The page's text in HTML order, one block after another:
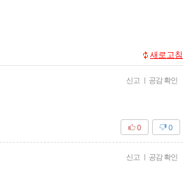
새로고침
신고 | 공감 확인
0
0
신고 | 공감 확인